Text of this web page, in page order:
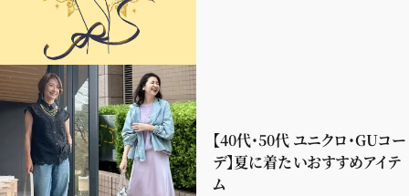
【40代・50代 ユニクロ・GUコー
デ】夏に着たいおすすめアイテ
ム